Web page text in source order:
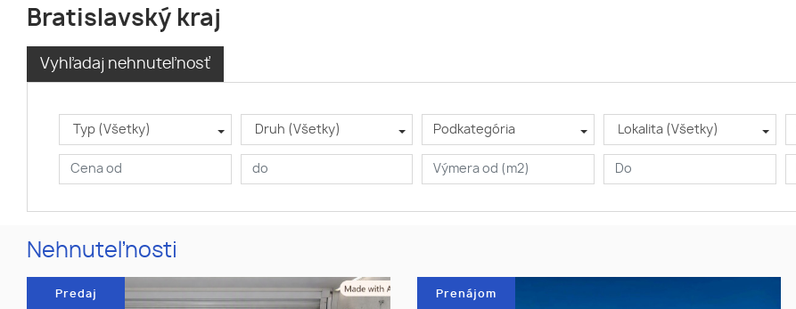
Bratislavský kraj
Vyhľadaj nehnuteľnosť
Typ (Všetky) Druh (Všetky) Podkategória Lokalita (Všetky)
Nehnuteľnosti
Predaj Prenájom